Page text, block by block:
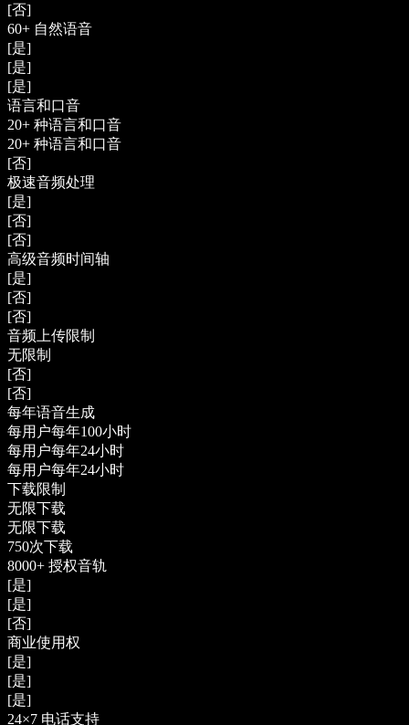
[否]
60+ 自然语音
[是]
[是]
[是]
语言和口音
20+ 种语言和口音
20+ 种语言和口音
[否]
极速音频处理
[是]
[否]
[否]
高级音频时间轴
[是]
[否]
[否]
音频上传限制
无限制
[否]
[否]
每年语音生成
每用户每年100小时
每用户每年24小时
每用户每年24小时
下载限制
无限下载
无限下载
750次下载
8000+ 授权音轨
[是]
[是]
[否]
商业使用权
[是]
[是]
[是]
24×7 电话支持